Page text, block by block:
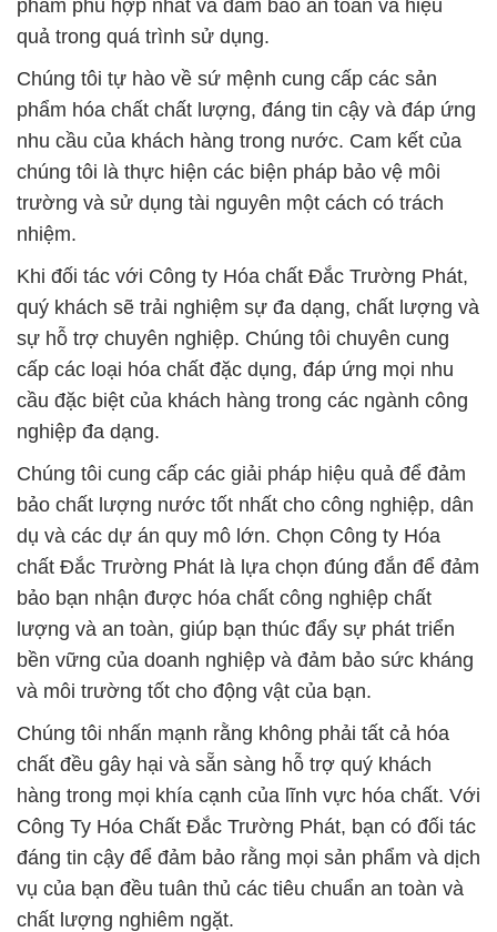
phẩm phù hợp nhất và đảm bảo an toàn và hiệu
quả trong quá trình sử dụng.
Chúng tôi tự hào về sứ mệnh cung cấp các sản
phẩm hóa chất chất lượng, đáng tin cậy và đáp ứng
nhu cầu của khách hàng trong nước. Cam kết của
chúng tôi là thực hiện các biện pháp bảo vệ môi
trường và sử dụng tài nguyên một cách có trách
nhiệm.
Khi đối tác với Công ty Hóa chất Đắc Trường Phát,
quý khách sẽ trải nghiệm sự đa dạng, chất lượng và
sự hỗ trợ chuyên nghiệp. Chúng tôi chuyên cung
cấp các loại hóa chất đặc dụng, đáp ứng mọi nhu
cầu đặc biệt của khách hàng trong các ngành công
nghiệp đa dạng.
Chúng tôi cung cấp các giải pháp hiệu quả để đảm
bảo chất lượng nước tốt nhất cho công nghiệp, dân
dụ và các dự án quy mô lớn. Chọn Công ty Hóa
chất Đắc Trường Phát là lựa chọn đúng đắn để đảm
bảo bạn nhận được hóa chất công nghiệp chất
lượng và an toàn, giúp bạn thúc đẩy sự phát triển
bền vững của doanh nghiệp và đảm bảo sức kháng
và môi trường tốt cho động vật của bạn.
Chúng tôi nhấn mạnh rằng không phải tất cả hóa
chất đều gây hại và sẵn sàng hỗ trợ quý khách
hàng trong mọi khía cạnh của lĩnh vực hóa chất. Với
Công Ty Hóa Chất Đắc Trường Phát, bạn có đối tác
đáng tin cậy để đảm bảo rằng mọi sản phẩm và dịch
vụ của bạn đều tuân thủ các tiêu chuẩn an toàn và
chất lượng nghiêm ngặt.